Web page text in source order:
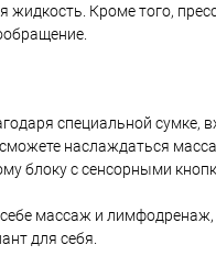
Кроме того,
специальной сумке,
наслаждаться
блоку с сенсорными
массаж и лимфодренаж,
для себя.